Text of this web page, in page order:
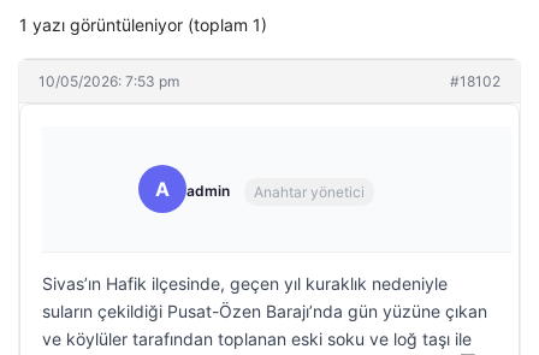
1 yazı görüntüleniyor (toplam 1)
10/05/2026: 7:53 pm #18102
A admin Anahtar yönetici
Sivas’ın Hafik ilçesinde, geçen yıl kuraklık nedeniyle
suların çekildiği Pusat-Özen Barajı’nda gün yüzüne çıkan
ve köylüler tarafından toplanan eski soku ve loğ taşı ile